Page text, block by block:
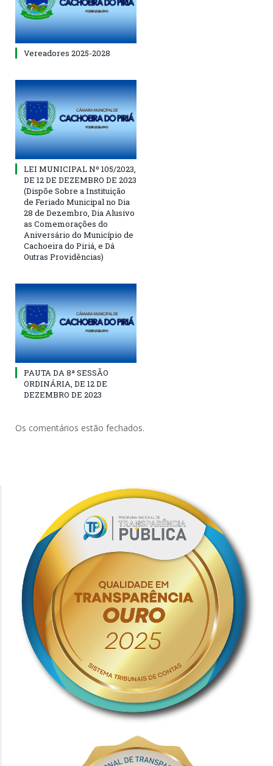
Vereadores 2025-2028
LEI MUNICIPAL Nº 105/2023,
DE 12 DE DEZEMBRO DE 2023
(Dispõe Sobre a Instituição
de Feriado Municipal no Dia
28 de Dezembro, Dia Alusivo
as Comemorações do
Aniversário do Município de
Cachoeira do Piriá, e Dá
Outras Providências)
PAUTA DA 8ª SESSÃO
ORDINÁRIA, DE 12 DE
DEZEMBRO DE 2023
Os comentários estão fechados.